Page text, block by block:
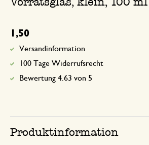
1,50
Versandinformation
100 Tage Widerrufsrecht
Bewertung 4.63 von 5
Produktinformation